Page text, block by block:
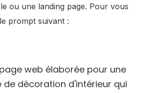
ou une landing page. Pour vous
prompt suivant :
web élaborée pour une
de décoration d'intérieur qui